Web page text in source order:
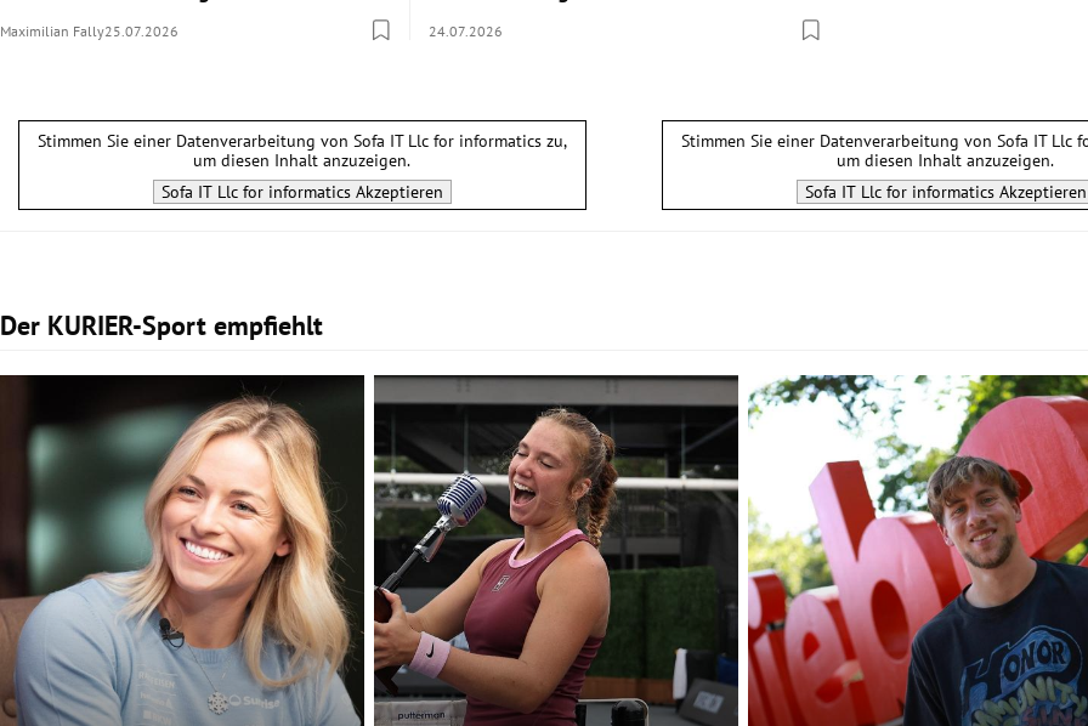
Maximilian Fally25.07.2026 24.07.2026
Stimmen Sie einer Datenverarbeitung von Sofa IT Llc for informaticszu,
um diesen Inhalt anzuzeigen.
Sofa IT Llc for informaticsAkzeptieren
Stimmen Sie einer Datenverarbeitung von Sofa IT Llc
um diesen Inhalt anzuzeigen.
Sofa IT Llc for informaticsAkzeptieren
Der KURIER-Sport empfiehlt
Slide 1 von 2